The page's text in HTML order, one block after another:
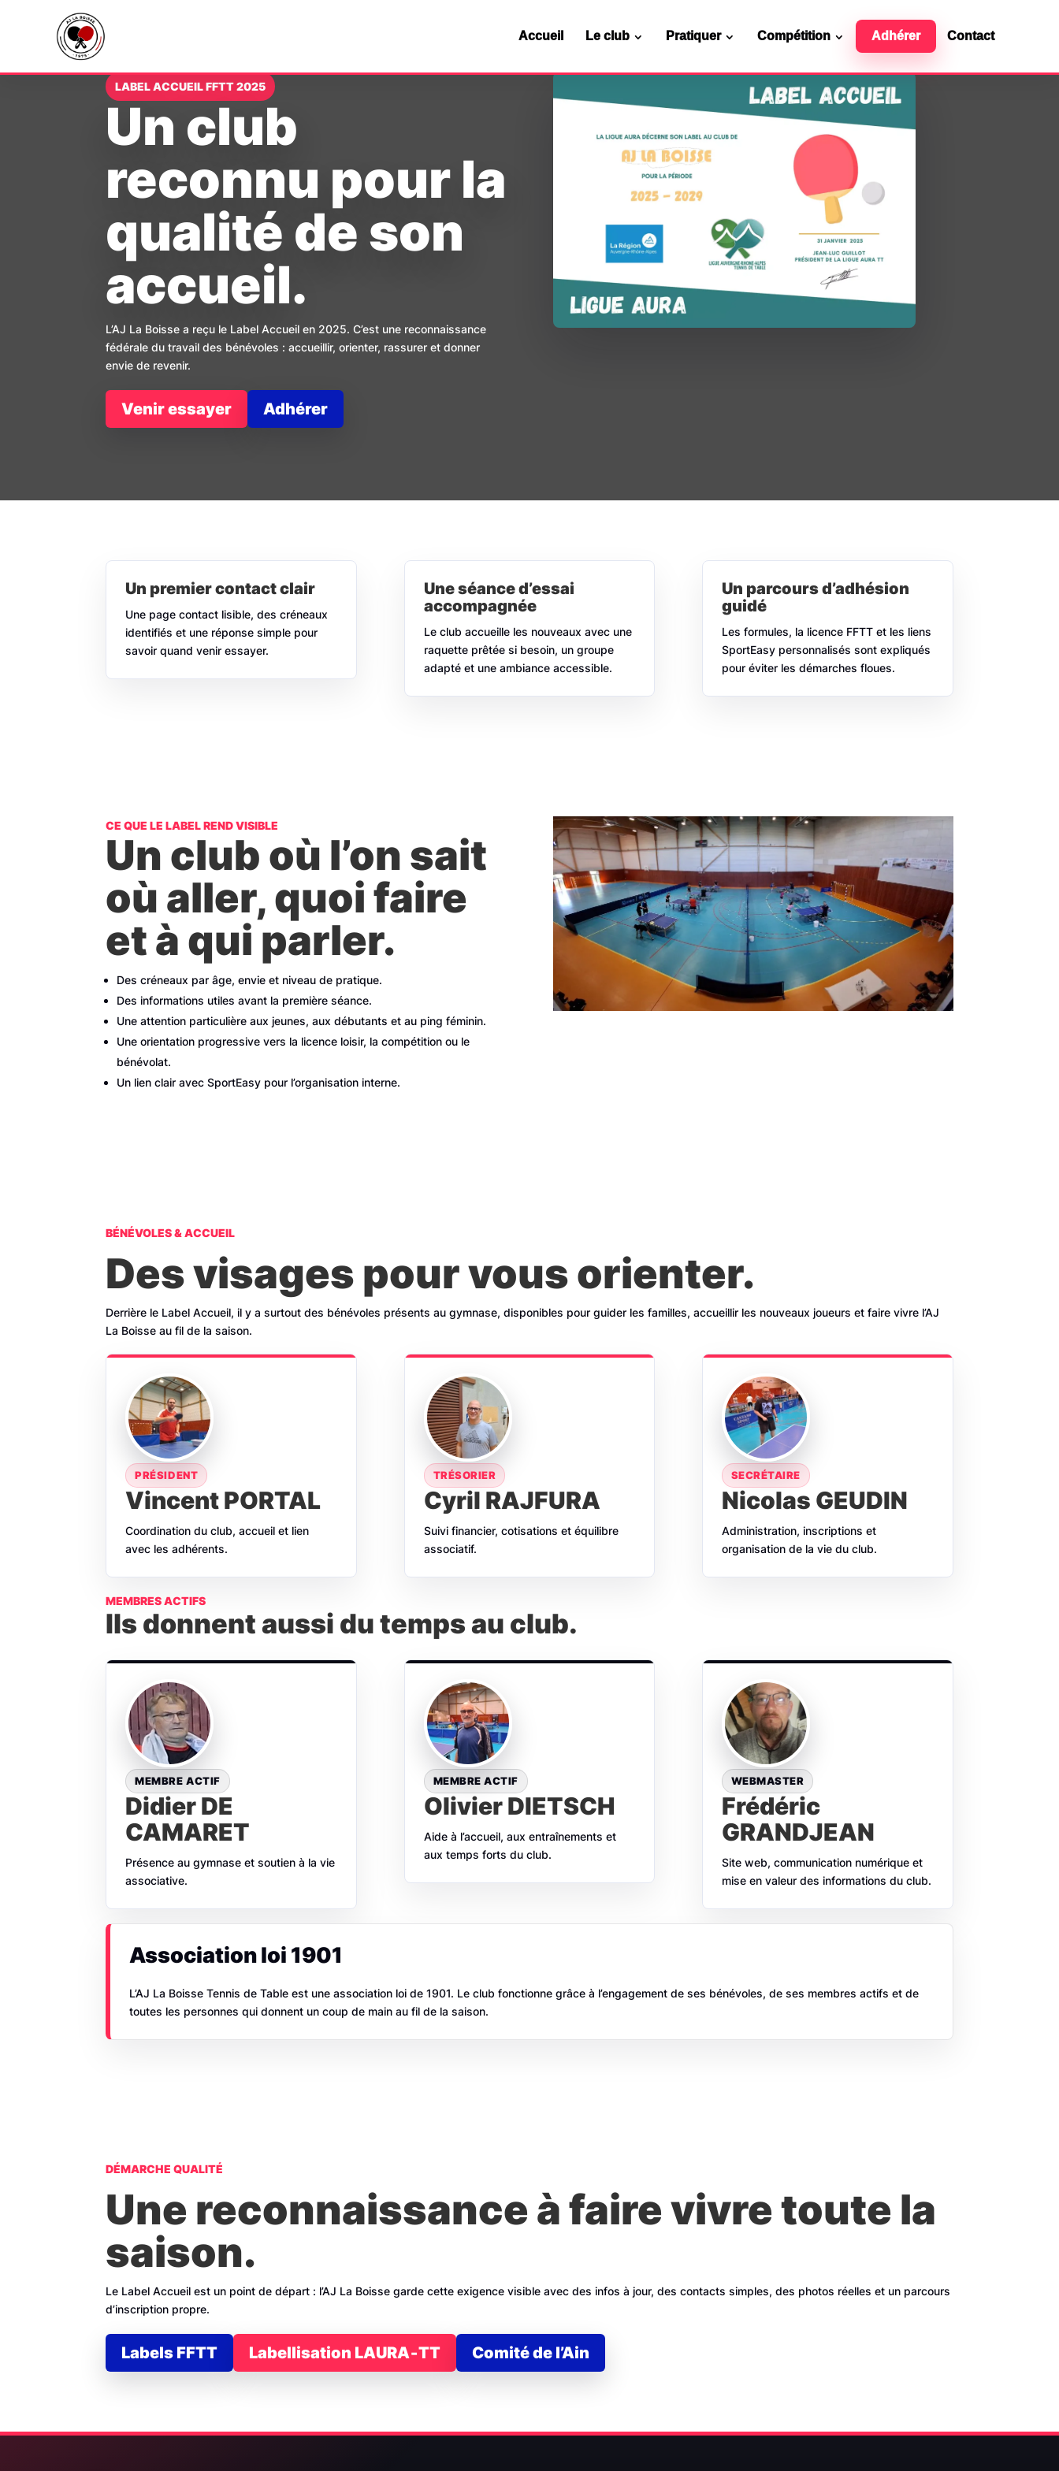
Accueil Le club
Label Accueil 2025
Actualités
Galerie photos
Se former
Ressources officielles
Contact
Pratiquer
Adultes loisirs
Ping féminin
Compétition
Compétitions officielles
Stats individuelles
Bilan mensuel
Adhérer Contact
LABEL ACCUEIL FFTT 2025
Un club
reconnu pour la
qualité de son
accueil.
L’AJ La Boisse a reçu le Label Accueil en 2025. C’est une reconnaissance
fédérale du travail des bénévoles : accueillir, orienter, rassurer et donner
envie de revenir.
Venir essayer Adhérer
Un premier contact clair
Une page contact lisible, des créneaux
identifiés et une réponse simple pour
savoir quand venir essayer.
Une séance d’essai
accompagnée
Le club accueille les nouveaux avec une
raquette prêtée si besoin, un groupe
adapté et une ambiance accessible.
Un parcours d’adhésion
guidé
Les formules, la licence FFTT et les liens
SportEasy personnalisés sont expliqués
pour éviter les démarches floues.
CE QUE LE LABEL REND VISIBLE
Un club où l’on sait
où aller, quoi faire
et à qui parler.
Des créneaux par âge, envie et niveau de pratique.
Des informations utiles avant la première séance.
Une attention particulière aux jeunes, aux débutants et au ping féminin.
Une orientation progressive vers la licence loisir, la compétition ou le
bénévolat.
Un lien clair avec SportEasy pour l’organisation interne.
BÉNÉVOLES & ACCUEIL
Des visages pour vous orienter.
Derrière le Label Accueil, il y a surtout des bénévoles présents au gymnase, disponibles pour guider les familles, accueillir les nouveaux joueurs et faire vivre l’AJ
La Boisse au fil de la saison.
PRÉSIDENT
Vincent PORTAL
Coordination du club, accueil et lien
avec les adhérents.
TRÉSORIER
Cyril RAJFURA
Suivi financier, cotisations et équilibre
associatif.
SECRÉTAIRE
Nicolas GEUDIN
Administration, inscriptions et
organisation de la vie du club.
MEMBRES ACTIFS
Ils donnent aussi du temps au club.
MEMBRE ACTIF
Didier DE
CAMARET
Présence au gymnase et soutien à la vie
associative.
MEMBRE ACTIF
Olivier DIETSCH
Aide à l’accueil, aux entraînements et
aux temps forts du club.
WEBMASTER
Frédéric
GRANDJEAN
Site web, communication numérique et
mise en valeur des informations du club.
Association loi 1901
L’AJ La Boisse Tennis de Table est une association loi de 1901. Le club fonctionne grâce à l’engagement de ses bénévoles, de ses membres actifs et de
toutes les personnes qui donnent un coup de main au fil de la saison.
DÉMARCHE QUALITÉ
Une reconnaissance à faire vivre toute la
saison.
Le Label Accueil est un point de départ : l’AJ La Boisse garde cette exigence visible avec des infos à jour, des contacts simples, des photos réelles et un parcours
d’inscription propre.
Labels FFTT Labellisation LAURA‑TT Comité de l’Ain